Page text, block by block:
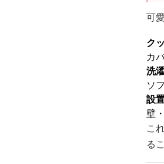
可
ク
カ
洗
ソ
設
壁
こ
る